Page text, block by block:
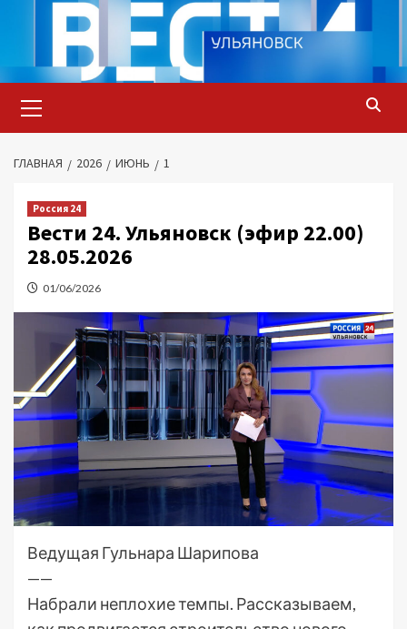
содержимому
меню
ГЛАВНАЯ 2026 ИЮНЬ 1
Россия 24
Вести 24. Ульяновск (эфир 22.00)
28.05.2026
01/06/2026
Ведущая Гульнара Шарипова
——
Набрали неплохие темпы. Рассказываем,